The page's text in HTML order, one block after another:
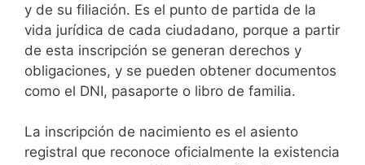
y de su filiación. Es el punto de partida de la
vida jurídica de cada ciudadano, porque a partir
de esta inscripción se generan derechos y
obligaciones, y se pueden obtener documentos
como el DNI, pasaporte o libro de familia.
La inscripción de nacimiento es el asiento
registral que reconoce oficialmente la existencia